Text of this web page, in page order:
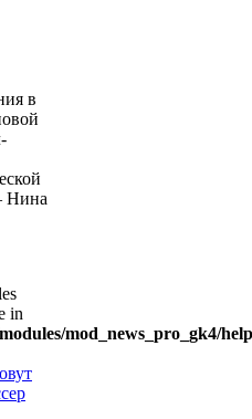
в
Нина
in
mod_news_pro_gk4/